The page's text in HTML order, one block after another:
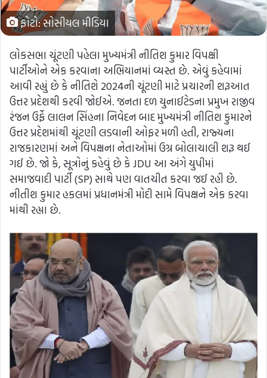
ફોટો: સોસીયલ મીડિયા
લોકસભા ચૂંટણી પહેલા મુખ્યમંત્રી નીતિશ કુમાર વિપક્ષી
પાર્ટીઓને એક કરવાના અભિયાનમાં વ્યસ્ત છે. એવું કહેવામાં
આવી રહ્યું છે કે નીતિશે 2024ની ચૂંટણી માટે પ્રચારની શરૂઆત
ઉત્તર પ્રદેશથી કરવી જોઈએ. જનતા દળ યુનાઈટેડના પ્રમુખ રાજીવ
રંજન ઉર્ફે લાલન સિંહના નિવેદન બાદ મુખ્યમંત્રી નીતિશ કુમારને
ઉત્તર પ્રદેશમાંથી ચૂંટણી લડવાની ઓફર મળી હતી, રાજ્યના
રાજકારણમાં અને વિપક્ષના નેતાઓમાં ઉગ્ર બોલાચાલી શરૂ થઈ
ગઈ છે. જો કે, સૂત્રોનું કહેવું છે કે JDU આ અંગે યુપીમાં
સમાજવાદી પાર્ટી (SP) સાથે પણ વાતચીત કરવા જઈ રહી છે.
નીતીશ કુમાર હકલમાં પ્રધાનમંત્રી મોદી સામે વિપક્ષને એક કરવા
માંથી રહ્યા છે.